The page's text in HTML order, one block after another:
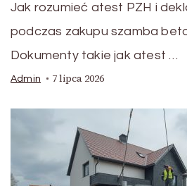
Jak rozumieć atest PZH i
podczas zakupu szamba
Dokumenty takie jak atest …
Admin 7 lipca 2026